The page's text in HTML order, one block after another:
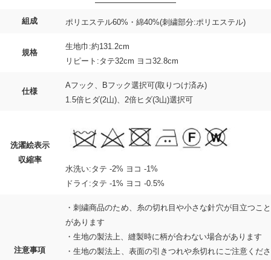
組成 ポリエステル60%・綿40%(刺繍部分:ポリエステル)
規格
生地巾:約131.2cm
リピート:タテ32cm ヨコ32.8cm
仕様
Aフック、Bフック選択可(取りつけ済み)
1.5倍ヒダ(2山)、2倍ヒダ(3山)選択可
洗濯絵表示
収縮率
水洗い:タテ -2% ヨコ -1%
ドライ:タテ -1% ヨコ -0.5%
注意事項
・刺繍商品のため、糸の切れ目や小さな針穴が目立つこと
があります
・生地の製法上、縫製時に柄が合わない場合があります
・生地の製法上、表面の引きつれや糸切れにご注意くださ